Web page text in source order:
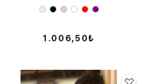
1.006,50₺